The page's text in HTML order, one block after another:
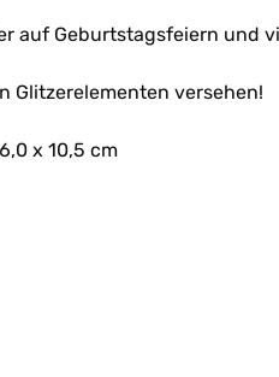
auf Geburtstagsfeiern und
Glitzerelementen versehen!
x 10,5 cm